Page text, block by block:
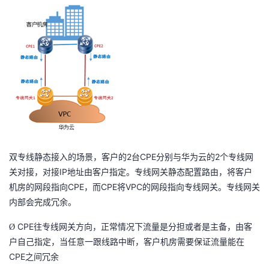
双专线静态接入的场景，客户的2台CPE分别与华为云的2个专线网
关对接，对接IP地址由客户指定。专线网关静态配置路由，将客户
机房的网段指向CPE，而CPE将VPC的网段指向专线网关。专线网关
内部会完成冗余。
Ø CPE往专线网关方向，正常情况下流量是分担或者是主备，由客
户自己指定，当任意一跟线路中断，客户机房需要保证流量能在
CPE之间冗余